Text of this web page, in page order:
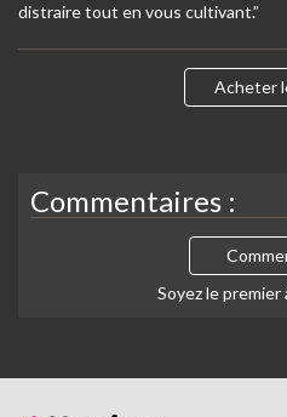
distraire tout en vous cultivant.”
Acheter
Commentaires :
Soyez le premier